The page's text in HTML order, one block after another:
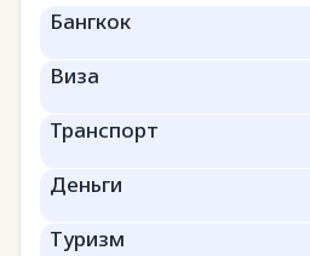
Бангкок
Виза
Транспорт
Деньги
Туризм